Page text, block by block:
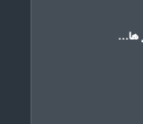
ها...